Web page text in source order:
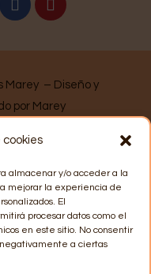
cookies
almacenar y/o acceder a la
mejorar la experiencia de
El
procesar datos como el
en este sitio. No consentir
a ciertas
Marey – Diseño y
por Marey